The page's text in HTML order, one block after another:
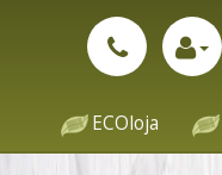
ECOloja